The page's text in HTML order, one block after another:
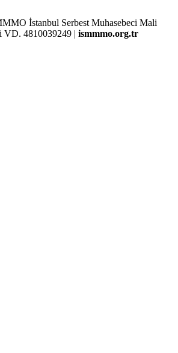
İstanbul Serbest Muhasebeci Mali
VD. 4810039249 | ismmmo.org.tr